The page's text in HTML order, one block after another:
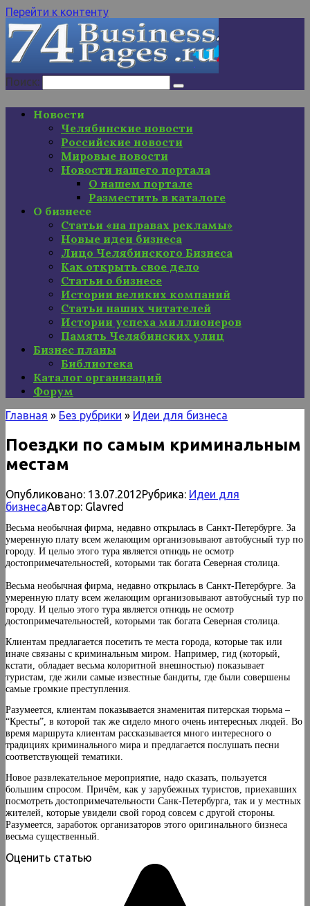
Перейти к контенту
Поиск:
Новости
Челябинские новости
Российские новости
Мировые новости
Новости нашего портала
О нашем портале
Разместить в каталоге
О бизнесе
Статьи «на правах рекламы»
Новые идеи бизнеса
Лицо Челябинского Бизнеса
Как открыть свое дело
Статьи о бизнесе
Истории великих компаний
Статьи наших читателей
Истории успеха миллионеров
Память Челябинских улиц
Бизнес планы
Библиотека
Каталог организаций
Форум
Главная » Без рубрики » Идеи для бизнеса
Поездки по самым криминальным
местам
Опубликовано: 13.07.2012Рубрика: Идеи для
бизнесаАвтор: Glavred
Весьма необычная фирма, недавно открылась в Санкт-Петербурге. За
умеренную плату всем желающим организовывают автобусный тур по
городу. И целью этого тура является отнюдь не осмотр
достопримечательностей, которыми так богата Северная столица.
Весьма необычная фирма, недавно открылась в Санкт-Петербурге. За
умеренную плату всем желающим организовывают автобусный тур по
городу. И целью этого тура является отнюдь не осмотр
достопримечательностей, которыми так богата Северная столица.
Клиентам предлагается посетить те места города, которые так или
иначе связаны с криминальным миром. Например, гид (который,
кстати, обладает весьма колоритной внешностью) показывает
туристам, где жили самые известные бандиты, где были совершены
самые громкие преступления.
Разумеется, клиентам показывается знаменитая питерская тюрьма –
“Кресты”, в которой так же сидело много очень интересных людей. Во
время маршрута клиентам рассказывается много интересного о
традициях криминального мира и предлагается послушать песни
соответствующей тематики.
Новое развлекательное мероприятие, надо сказать, пользуется
большим спросом. Причём, как у зарубежных туристов, приехавших
посмотреть достопримечательности Санк-Петербурга, так и у местных
жителей, которые увидели свой город совсем с другой стороны.
Разумеется, заработок организаторов этого оригинального бизнеса
весьма существенный.
Оценить статью